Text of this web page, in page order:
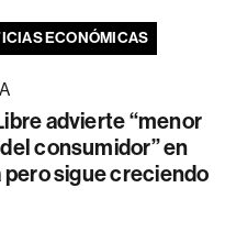
ECONÓMICAS
advierte “menor
consumidor” en
sigue creciendo